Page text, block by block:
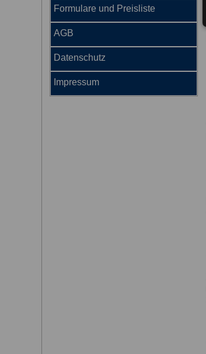
Formulare und Preisliste
AGB
Datenschutz
Impressum